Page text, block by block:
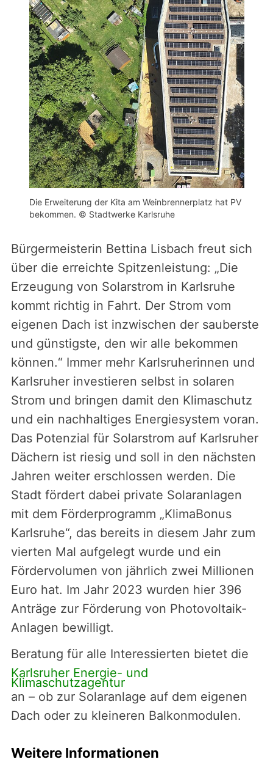
Die Erweiterung der Kita am Weinbrennerplatz hat PV
bekommen. © Stadtwerke Karlsruhe
Bürgermeisterin Bettina Lisbach freut sich
über die erreichte Spitzenleistung: „Die
Erzeugung von Solarstrom in Karlsruhe
kommt richtig in Fahrt. Der Strom vom
eigenen Dach ist inzwischen der sauberste
und günstigste, den wir alle bekommen
können.“ Immer mehr Karlsruherinnen und
Karlsruher investieren selbst in solaren
Strom und bringen damit den Klimaschutz
und ein nachhaltiges Energiesystem voran.
Das Potenzial für Solarstrom auf Karlsruher
Dächern ist riesig und soll in den nächsten
Jahren weiter erschlossen werden. Die
Stadt fördert dabei private Solaranlagen
mit dem Förderprogramm „KlimaBonus
Karlsruhe“, das bereits in diesem Jahr zum
vierten Mal aufgelegt wurde und ein
Fördervolumen von jährlich zwei Millionen
Euro hat. Im Jahr 2023 wurden hier 396
Anträge zur Förderung von Photovoltaik-
Anlagen bewilligt.
Beratung für alle Interessierten bietet die
Karlsruher Energie- und
Klimaschutzagentur
an – ob zur Solaranlage auf dem eigenen
Dach oder zu kleineren Balkonmodulen.
Weitere Informationen